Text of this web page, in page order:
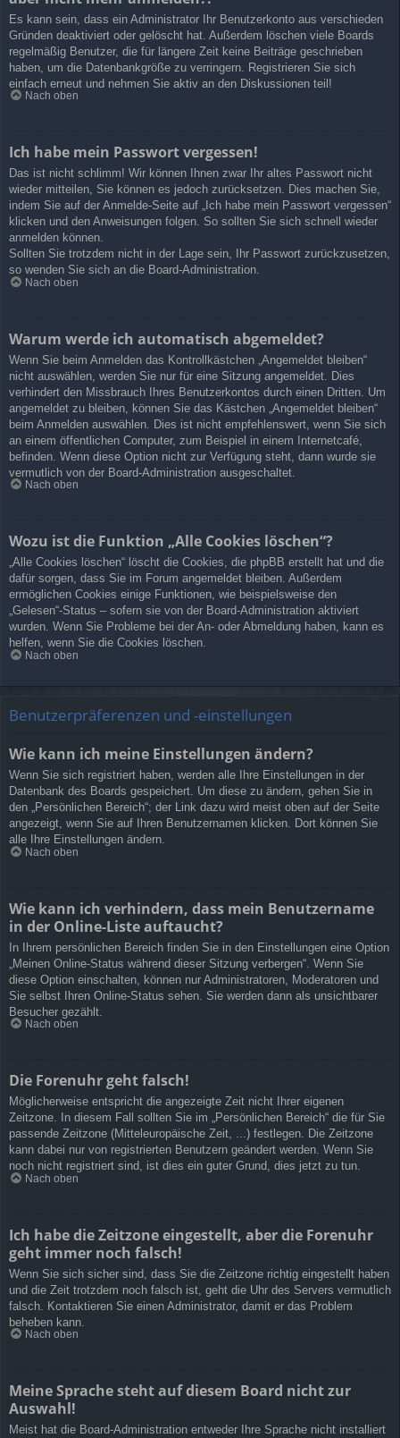
Es kann sein, dass ein Administrator Ihr Benutzerkonto aus verschieden
Gründen deaktiviert oder gelöscht hat. Außerdem löschen viele Boards
regelmäßig Benutzer, die für längere Zeit keine Beiträge geschrieben
haben, um die Datenbankgröße zu verringern. Registrieren Sie sich
einfach erneut und nehmen Sie aktiv an den Diskussionen teil!
Nach oben
Ich habe mein Passwort vergessen!
Das ist nicht schlimm! Wir können Ihnen zwar Ihr altes Passwort nicht
wieder mitteilen, Sie können es jedoch zurücksetzen. Dies machen Sie,
indem Sie auf der Anmelde-Seite auf „Ich habe mein Passwort vergessen“
klicken und den Anweisungen folgen. So sollten Sie sich schnell wieder
anmelden können.
Sollten Sie trotzdem nicht in der Lage sein, Ihr Passwort zurückzusetzen,
so wenden Sie sich an die Board-Administration.
Nach oben
Warum werde ich automatisch abgemeldet?
Wenn Sie beim Anmelden das Kontrollkästchen „Angemeldet bleiben“
nicht auswählen, werden Sie nur für eine Sitzung angemeldet. Dies
verhindert den Missbrauch Ihres Benutzerkontos durch einen Dritten. Um
angemeldet zu bleiben, können Sie das Kästchen „Angemeldet bleiben“
beim Anmelden auswählen. Dies ist nicht empfehlenswert, wenn Sie sich
an einem öffentlichen Computer, zum Beispiel in einem Internetcafé,
befinden. Wenn diese Option nicht zur Verfügung steht, dann wurde sie
vermutlich von der Board-Administration ausgeschaltet.
Nach oben
Wozu ist die Funktion „Alle Cookies löschen“?
„Alle Cookies löschen“ löscht die Cookies, die phpBB erstellt hat und die
dafür sorgen, dass Sie im Forum angemeldet bleiben. Außerdem
ermöglichen Cookies einige Funktionen, wie beispielsweise den
„Gelesen“-Status – sofern sie von der Board-Administration aktiviert
wurden. Wenn Sie Probleme bei der An- oder Abmeldung haben, kann es
helfen, wenn Sie die Cookies löschen.
Nach oben
Benutzerpräferenzen und -einstellungen
Wie kann ich meine Einstellungen ändern?
Wenn Sie sich registriert haben, werden alle Ihre Einstellungen in der
Datenbank des Boards gespeichert. Um diese zu ändern, gehen Sie in
den „Persönlichen Bereich“; der Link dazu wird meist oben auf der Seite
angezeigt, wenn Sie auf Ihren Benutzernamen klicken. Dort können Sie
alle Ihre Einstellungen ändern.
Nach oben
Wie kann ich verhindern, dass mein Benutzername
in der Online-Liste auftaucht?
In Ihrem persönlichen Bereich finden Sie in den Einstellungen eine Option
„Meinen Online-Status während dieser Sitzung verbergen“. Wenn Sie
diese Option einschalten, können nur Administratoren, Moderatoren und
Sie selbst Ihren Online-Status sehen. Sie werden dann als unsichtbarer
Besucher gezählt.
Nach oben
Die Forenuhr geht falsch!
Möglicherweise entspricht die angezeigte Zeit nicht Ihrer eigenen
Zeitzone. In diesem Fall sollten Sie im „Persönlichen Bereich“ die für Sie
passende Zeitzone (Mitteleuropäische Zeit, ...) festlegen. Die Zeitzone
kann dabei nur von registrierten Benutzern geändert werden. Wenn Sie
noch nicht registriert sind, ist dies ein guter Grund, dies jetzt zu tun.
Nach oben
Ich habe die Zeitzone eingestellt, aber die Forenuhr
geht immer noch falsch!
Wenn Sie sich sicher sind, dass Sie die Zeitzone richtig eingestellt haben
und die Zeit trotzdem noch falsch ist, geht die Uhr des Servers vermutlich
falsch. Kontaktieren Sie einen Administrator, damit er das Problem
beheben kann.
Nach oben
Meine Sprache steht auf diesem Board nicht zur
Auswahl!
Meist hat die Board-Administration entweder Ihre Sprache nicht installiert